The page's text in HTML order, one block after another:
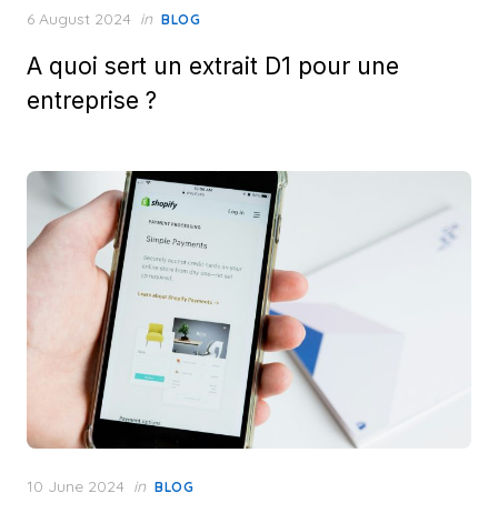
Posted
6 August 2024 in BLOG
A quoi sert un extrait D1 pour une
entreprise ?
Posted
10 June 2024 in BLOG